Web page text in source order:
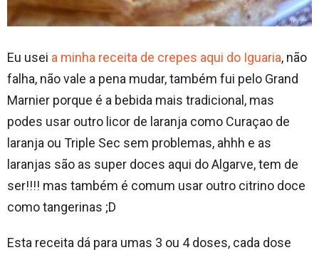
Eu usei a minha receita de crepes aqui do Iguaria, não
falha, não vale a pena mudar, também fui pelo Grand
Marnier porque é a bebida mais tradicional, mas
podes usar outro licor de laranja como Curaçao de
laranja ou Triple Sec sem problemas, ahhh e as
laranjas são as super doces aqui do Algarve, tem de
ser!!!! mas também é comum usar outro citrino doce
como tangerinas ;D
Esta receita dá para umas 3 ou 4 doses, cada dose